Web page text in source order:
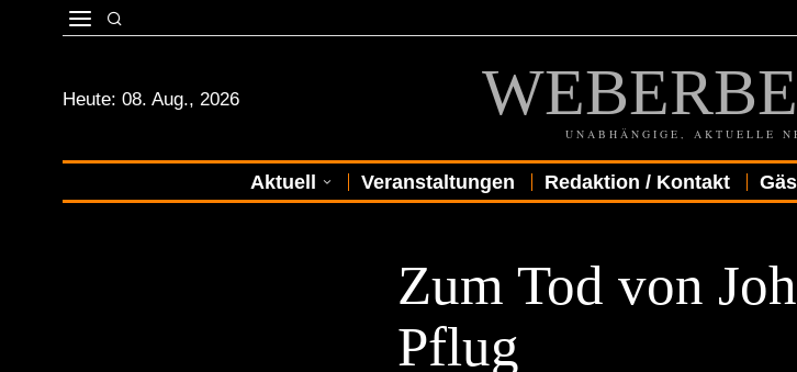
Heute: 08. Aug., 2026
UNABHÄNGIGE, AKTUELLE
Aktuell Veranstaltungen Redaktion / Kontakt
Zum Tod von
Pflug